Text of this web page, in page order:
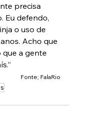
precisa
Eu defendo,
o uso de
Acho que
que a gente
Fonte; FalaRio